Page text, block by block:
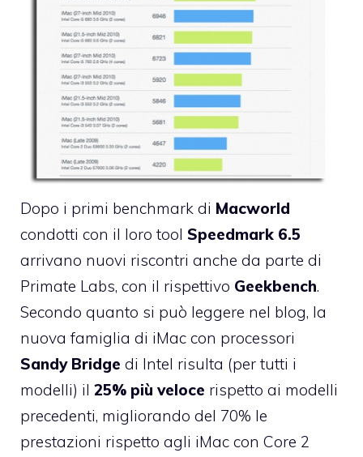
Dopo i primi benchmark di Macworld
condotti con il loro tool Speedmark 6.5
arrivano nuovi riscontri anche da parte di
Primate Labs, con il rispettivo Geekbench.
Secondo quanto si può leggere nel blog, la
nuova famiglia di iMac con processori
Sandy Bridge di Intel risulta (per tutti i
modelli) il 25% più veloce rispetto ai modelli
precedenti, migliorando del 70% le
prestazioni rispetto agli iMac con Core 2